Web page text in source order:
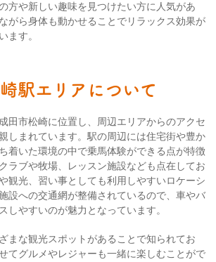
方や新しい趣味を見つけたい方に人気があ
がら身体も動かせることでリラックス効果が
ます。
駅エリアについて
田市松崎に位置し、周辺エリアからのアクセ
しまれています。駅の周辺には住宅街や豊か
着いた環境の中で乗馬体験ができる点が特徴
ラブや牧場、レッスン施設なども点在してお
観光、習い事としても利用しやすいロケーシ
設への交通網が整備されているので、車やバ
しやすいのが魅力となっています。
まな観光スポットがあることで知られてお
てグルメやレジャーも一緒に楽しむことがで